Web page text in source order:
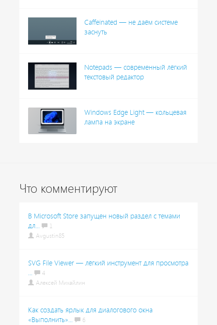
Caffeinated — не даём системе
заснуть
Notepads — современный лёгкий
текстовый редактор
Windows Edge Light — кольцевая
лампа на экране
Что комментируют
В Microsoft Store запущен новый раздел с темами
дл...
1
Avgustin85
SVG File Viewer — лёгкий инструмент для просмотра
...
4
Алексей Михайлин
Как создать ярлык для диалогового окна
«Выполнить»...
6